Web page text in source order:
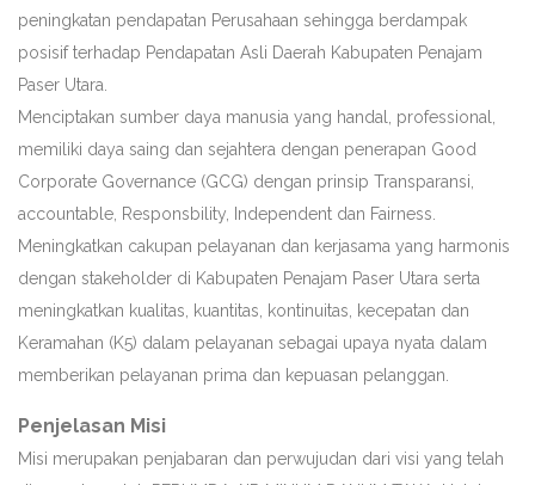
peningkatan pendapatan Perusahaan sehingga berdampak
posisif terhadap Pendapatan Asli Daerah Kabupaten Penajam
Paser Utara.
Menciptakan sumber daya manusia yang handal, professional,
memiliki daya saing dan sejahtera dengan penerapan Good
Corporate Governance (GCG) dengan prinsip Transparansi,
accountable, Responsbility, Independent dan Fairness.
Meningkatkan cakupan pelayanan dan kerjasama yang harmonis
dengan stakeholder di Kabupaten Penajam Paser Utara serta
meningkatkan kualitas, kuantitas, kontinuitas, kecepatan dan
Keramahan (K5) dalam pelayanan sebagai upaya nyata dalam
memberikan pelayanan prima dan kepuasan pelanggan.
Penjelasan Misi
Misi merupakan penjabaran dan perwujudan dari visi yang telah